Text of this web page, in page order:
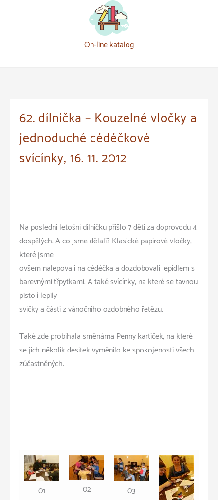
On-line katalog
62. dílnička – Kouzelné vločky a
jednoduché cédéčkové
svícínky, 16. 11. 2012
Na poslední letošní dílničku přišlo 7 dětí za doprovodu 4
dospělých. A co jsme dělali? Klasické papírové vločky,
které jsme
ovšem nalepovali na cédéčka a dozdobovali lepidlem s
barevnými třpytkami. A také svícínky, na které se tavnou
pistolí lepily
svíčky a části z vánočního ozdobného řetězu.
Také zde probíhala směnárna Penny kartiček, na které
se jich několik desítek vyměnilo ke spokojenosti všech
zúčastněných.
01 02
03